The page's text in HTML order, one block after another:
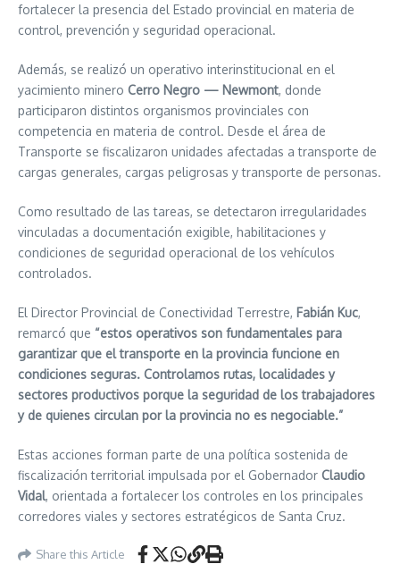
fortalecer la presencia del Estado provincial en materia de
control, prevención y seguridad operacional.
Además, se realizó un operativo interinstitucional en el
yacimiento minero Cerro Negro — Newmont, donde
participaron distintos organismos provinciales con
competencia en materia de control. Desde el área de
Transporte se fiscalizaron unidades afectadas a transporte de
cargas generales, cargas peligrosas y transporte de personas.
Como resultado de las tareas, se detectaron irregularidades
vinculadas a documentación exigible, habilitaciones y
condiciones de seguridad operacional de los vehículos
controlados.
El Director Provincial de Conectividad Terrestre, Fabián Kuc,
remarcó que “estos operativos son fundamentales para
garantizar que el transporte en la provincia funcione en
condiciones seguras. Controlamos rutas, localidades y
sectores productivos porque la seguridad de los trabajadores
y de quienes circulan por la provincia no es negociable.”
Estas acciones forman parte de una política sostenida de
fiscalización territorial impulsada por el Gobernador Claudio
Vidal, orientada a fortalecer los controles en los principales
corredores viales y sectores estratégicos de Santa Cruz.
Share this Article